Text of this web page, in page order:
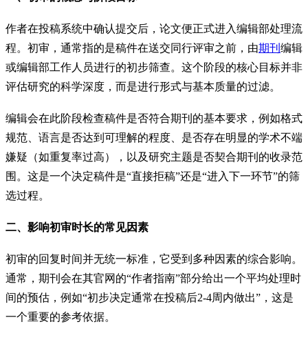
作者在投稿系统中确认提交后，论文便正式进入编辑部处理流
程。初审，通常指的是稿件在送交同行评审之前，由期刊 编辑
或编辑部工作人员进行的初步筛查。这个阶段的核心目标并非
评估研究的科学深度，而是进行形式与基本质量的过滤。
编辑会在此阶段检查稿件是否符合期刊的基本要求，例如格式
规范、语言是否达到可理解的程度、是否存在明显的学术不端
嫌疑（如重复率过高），以及研究主题是否契合期刊的收录范
围。这是一个决定稿件是“直接拒稿”还是“进入下一环节”的筛
选过程。
二、影响初审时长的常见因素
初审的回复时间并无统一标准，它受到多种因素的综合影响。
通常，期刊会在其官网的“作者指南”部分给出一个平均处理时
间的预估，例如“初步决定通常在投稿后2-4周内做出”，这是
一个重要的参考依据。